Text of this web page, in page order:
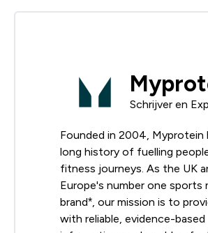
Schrijver en
Founded in 2004, Myprotein
long history of fuelling
fitness journeys. As the UK
Europe's number one sports
brand*, our mission is to
with reliable, evidence-based